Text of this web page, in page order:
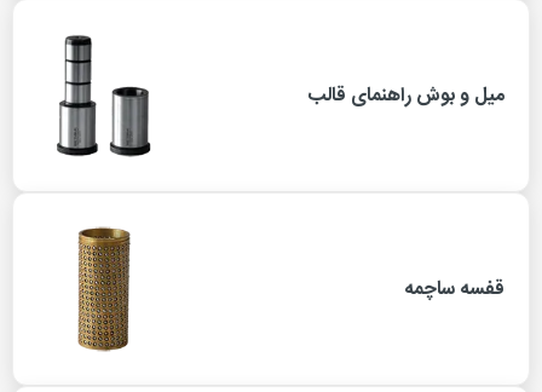
میل و بوش راهنمای قالب
قفسه ساچمه